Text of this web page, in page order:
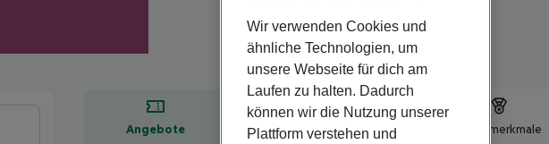
Angebote Hotelbeschreibung Hotelmerkmale
Wir verwenden Cookies und
ähnliche Technologien, um
unsere Webseite für dich am
Laufen zu halten. Dadurch
können wir die Nutzung unserer
Plattform verstehen und